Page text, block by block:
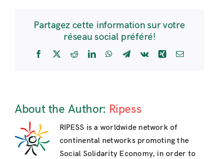
Partagez cette information sur votre
réseau social préféré!
Facebook
X RedditLinkedInWhatsApp
Telegram
Vk Xing Email
About the Author: Ripess
RIPESS is a worldwide network of
continental networks promoting the
Social Solidarity Economy, in order to